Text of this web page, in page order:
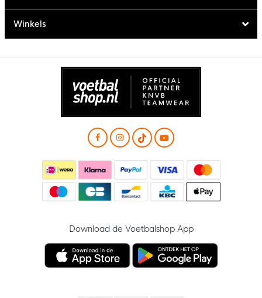
Winkels
Download de Voetbalshop App